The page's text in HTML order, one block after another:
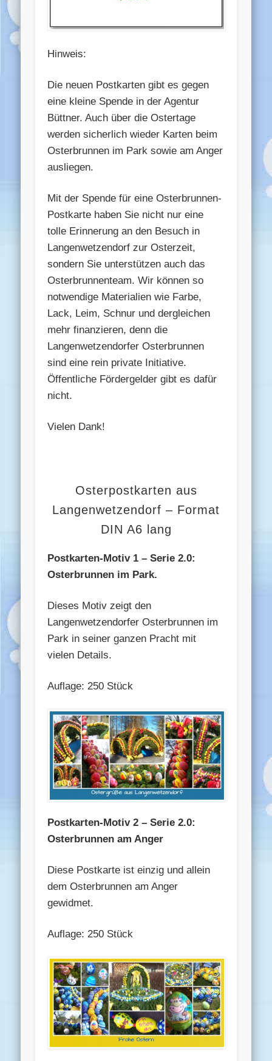
Hinweis:
Die neuen Postkarten gibt es gegen
eine kleine Spende in der Agentur
Büttner. Auch über die Ostertage
werden sicherlich wieder Karten beim
Osterbrunnen im Park sowie am Anger
ausliegen.
Mit der Spende für eine Osterbrunnen-
Postkarte haben Sie nicht nur eine
tolle Erinnerung an den Besuch in
Langenwetzendorf zur Osterzeit,
sondern Sie unterstützen auch das
Osterbrunnenteam. Wir können so
notwendige Materialien wie Farbe,
Lack, Leim, Schnur und dergleichen
mehr finanzieren, denn die
Langenwetzendorfer Osterbrunnen
sind eine rein private Initiative.
Öffentliche Fördergelder gibt es dafür
nicht.
Vielen Dank!
Osterpostkarten aus
Langenwetzendorf – Format
DIN A6 lang
Postkarten-Motiv 1 – Serie 2.0:
Osterbrunnen im Park.
Dieses Motiv zeigt den
Langenwetzendorfer Osterbrunnen im
Park in seiner ganzen Pracht mit
vielen Details.
Auflage: 250 Stück
Postkarten-Motiv 2 – Serie 2.0:
Osterbrunnen am Anger
Diese Postkarte ist einzig und allein
dem Osterbrunnen am Anger
gewidmet.
Auflage: 250 Stück